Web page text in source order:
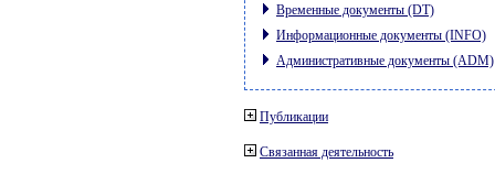
Временные документы (DT)
Информационные документы (INFO)
Административные документы (ADM)
Публикации
Связанная деятельность